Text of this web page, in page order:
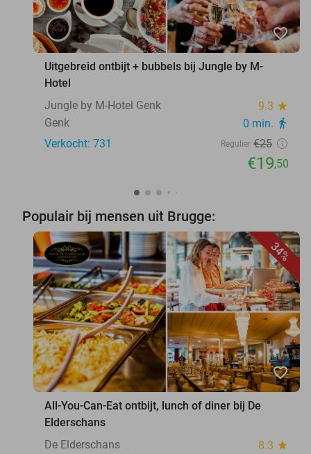
favorite_border
Uitgebreid ontbijt + bubbels bij Jungle by M-
Hotel
Jungle by M-Hotel Genk
9.3 star
Genk 0 min. directions_walk
Verkocht: 731 Regulier €25
€19,50
Populair bij mensen uit Brugge:
34%
favorite_border
All-You-Can-Eat ontbijt, lunch of diner bij De
Elderschans
De Elderschans
8.3 star